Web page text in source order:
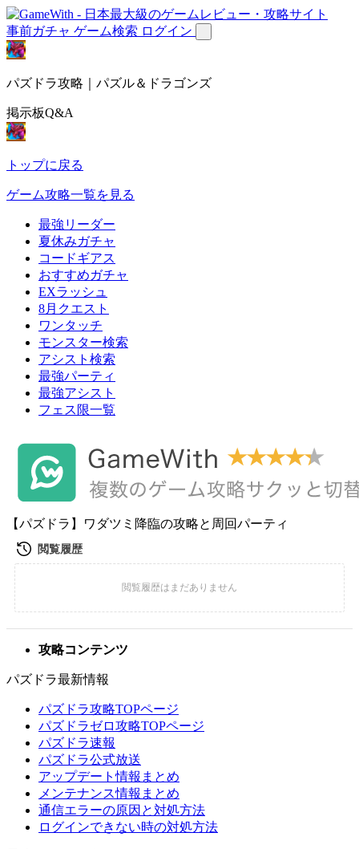
事前ガチャ ゲーム検索 ログイン
パズドラ攻略｜パズル＆ドラゴンズ
掲示板Q&A
トップに戻る
ゲーム攻略一覧を見る
最強リーダー
夏休みガチャ
コードギアス
おすすめガチャ
EXラッシュ
8月クエスト
ワンタッチ
モンスター検索
アシスト検索
最強パーティ
最強アシスト
フェス限一覧
【パズドラ】ワダツミ降臨の攻略と周回パーティ
攻略コンテンツ
パズドラ最新情報
パズドラ攻略TOPページ
パズドラゼロ攻略TOPページ
パズドラ速報
パズドラ公式放送
アップデート情報まとめ
メンテナンス情報まとめ
通信エラーの原因と対処方法
ログインできない時の対処方法